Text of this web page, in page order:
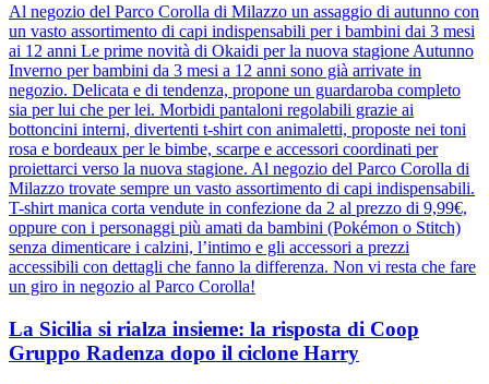
Al negozio del Parco Corolla di Milazzo un assaggio di autunno con
un vasto assortimento di capi indispensabili per i bambini dai 3 mesi
ai 12 anni Le prime novità di Okaidi per la nuova stagione Autunno
Inverno per bambini da 3 mesi a 12 anni sono già arrivate in
negozio. Delicata e di tendenza, propone un guardaroba completo
sia per lui che per lei. Morbidi pantaloni regolabili grazie ai
bottoncini interni, divertenti t-shirt con animaletti, proposte nei toni
rosa e bordeaux per le bimbe, scarpe e accessori coordinati per
proiettarci verso la nuova stagione. Al negozio del Parco Corolla di
Milazzo trovate sempre un vasto assortimento di capi indispensabili.
T-shirt manica corta vendute in confezione da 2 al prezzo di 9,99€,
oppure con i personaggi più amati da bambini (Pokémon o Stitch)
senza dimenticare i calzini, l’intimo e gli accessori a prezzi
accessibili con dettagli che fanno la differenza. Non vi resta che fare
un giro in negozio al Parco Corolla!
La Sicilia si rialza insieme: la risposta di Coop
Gruppo Radenza dopo il ciclone Harry